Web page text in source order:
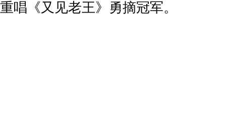
重唱《又见老王》勇摘冠军。